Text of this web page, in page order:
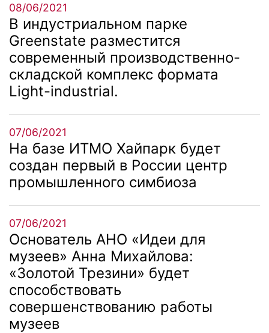
08/06/2021
В индустриальном парке
Greenstate разместится
современный производственно-
складской комплекс формата
Light-industrial.
07/06/2021
На базе ИТМО Хайпарк будет
создан первый в России центр
промышленного симбиоза
07/06/2021
Основатель АНО «Идеи для
музеев» Анна Михайлова:
«Золотой Трезини» будет
способствовать
совершенствованию работы
музеев